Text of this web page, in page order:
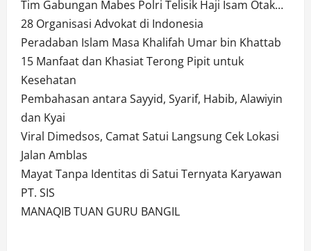
Tim Gabungan Mabes Polri Telisik Haji Isam Otak…
28 Organisasi Advokat di Indonesia
Peradaban Islam Masa Khalifah Umar bin Khattab
15 Manfaat dan Khasiat Terong Pipit untuk
Kesehatan
Pembahasan antara Sayyid, Syarif, Habib, Alawiyin
dan Kyai
Viral Dimedsos, Camat Satui Langsung Cek Lokasi
Jalan Amblas
Mayat Tanpa Identitas di Satui Ternyata Karyawan
PT. SIS
MANAQIB TUAN GURU BANGIL